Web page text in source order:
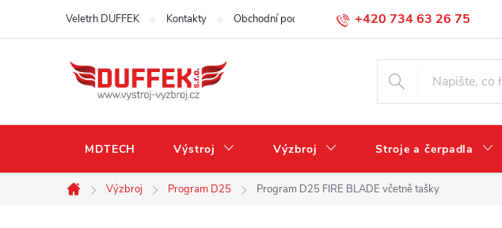
+420 734 63 26 75
Veletrh DUFFEK Kontakty Obchodní podmínky Podmínky ochrany osobních údajů
MDTECH Výstroj Výzbroj Stroje a čerpadla
Domů
Výzbroj Program D25 Program D25 FIRE BLADE včetně tašky